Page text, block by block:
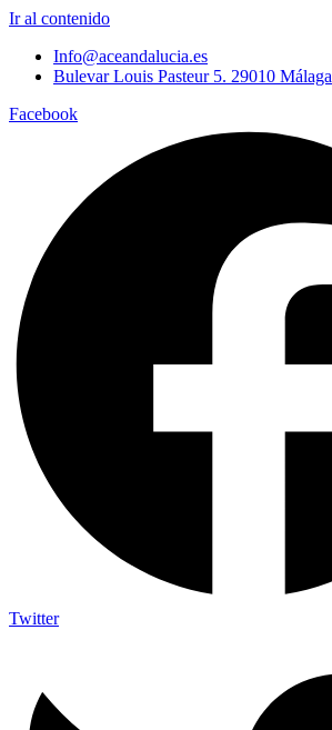
Ir al contenido
Info@aceandalucia.es
Bulevar Louis Pasteur 5. 29010 Málaga
Facebook
Twitter